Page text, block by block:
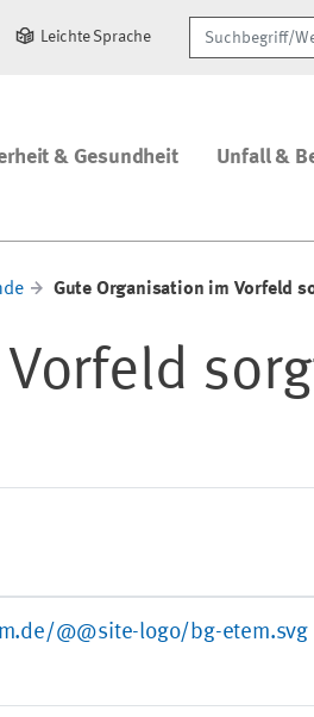
Leichte Sprache Suchbegriff/
& Gesundheit Unfall &
Gute Organisation im Vorfeld
@@site-logo/bg-etem.svg